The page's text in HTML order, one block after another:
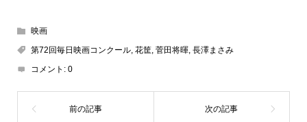
a
d
s
n
e
o
映画
第72回毎日映画コンクール, 花筐, 菅田将暉, 長澤まさみ
コメント: 0